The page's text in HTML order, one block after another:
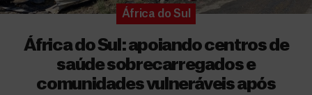
África do Sul
África do Sul: apoiando centros de
saúde sobrecarregados e
comunidades vulneráveis após